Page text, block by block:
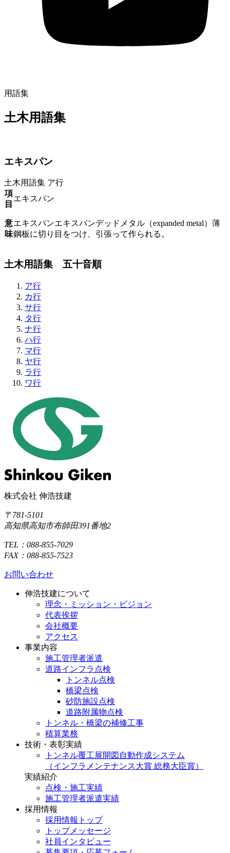
用語集
土木用語集
エキスパン
土木用語集 ア行
項
目
エキスパン
意
味
エキスパンエキスパンデッドメタル（expanded metal）薄
鋼板に切り目をつけ、引張って作られる。
土木用語集 五十音順
ア行
カ行
サ行
タ行
ナ行
ハ行
マ行
ヤ行
ラ行
ワ行
株式会社 伸浩技建
〒781-5101
高知県高知市布師田391番地2
TEL：088-855-7029
FAX：088-855-7523
お問い合わせ
伸浩技建について
理念・ミッション・ビジョン
代表挨拶
会社概要
アクセス
事業内容
施工管理者派遣
道路インフラ点検
トンネル点検
橋梁点検
砂防施設点検
道路附属物点検
トンネル・橋梁の補修工事
積算業務
技術・表彰実績
トンネル覆工展開図自動作成システム
（インフラメンテナンス大賞 総務大臣賞）
実績紹介
点検・施工実績
施工管理者派遣実績
採用情報
採用情報トップ
トップメッセージ
社員インタビュー